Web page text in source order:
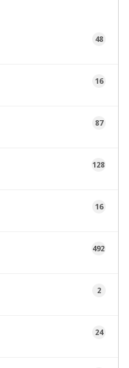
48
16
87
128
16
492
2
24